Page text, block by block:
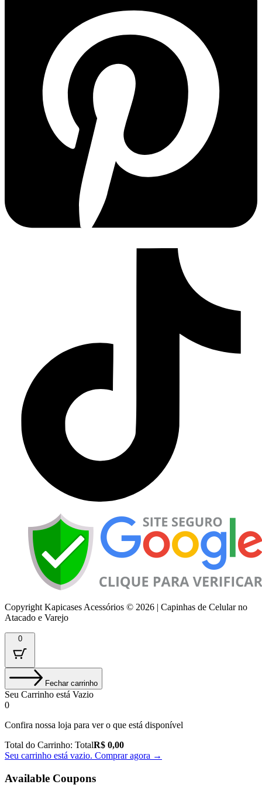
Copyright Kapicases Acessórios © 2026 | Capinhas de Celular no
Atacado e Varejo
0
Fechar carrinho
Seu Carrinho está Vazio
0
Confira nossa loja para ver o que está disponível
Total do Carrinho: TotalR$ 0,00
Seu carrinho está vazio. Comprar agora →
Available Coupons